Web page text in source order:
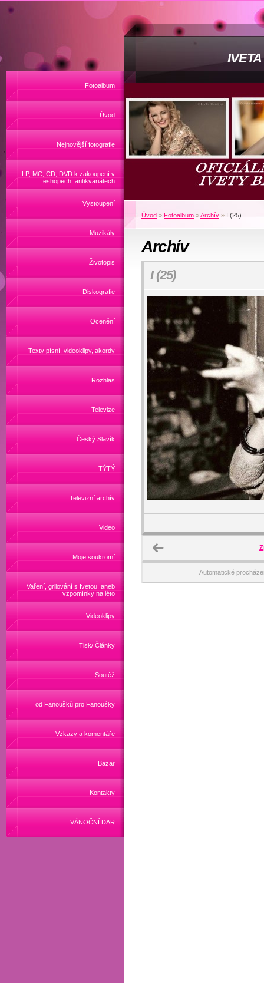
Fotoalbum
Úvod
Nejnovější fotografie
LP, MC, CD, DVD k zakoupení v
eshopech, antikvariátech
Vystoupení
Muzikály
Životopis
Diskografie
Ocenění
Texty písní, videoklipy, akordy
Rozhlas
Televize
Český Slavík
TÝTÝ
Televizní archív
Video
Moje soukromí
Vaření, grilování s Ivetou, aneb
vzpomínky na léto
Videoklipy
Tisk/ Články
Soutěž
od Fanoušků pro Fanoušky
Vzkazy a komentáře
Bazar
Kontakty
VÁNOČNÍ DAR
Úvod » Fotoalbum »Archív » I (25)
Archív
I (25)
Automatické